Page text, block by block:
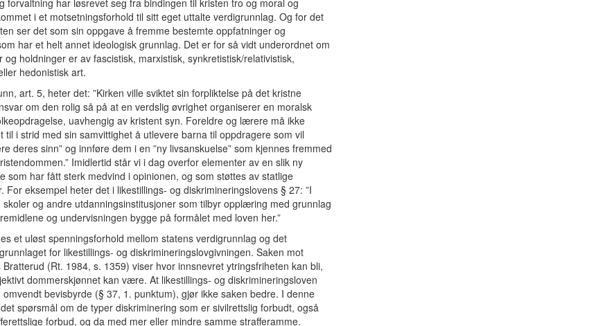
forvaltning har løsrevet seg fra bindingen til kristen tro og moral og
i et motsetningsforhold til sitt eget uttalte verdigrunnlag. Og for det
ser det som sin oppgave å fremme bestemte oppfatninger og
har et helt annet ideologisk grunnlag. Det er for så vidt underordnet om
og holdninger er av fascistisk, marxistisk, synkretistisk/relativistisk,
hedonistisk art.
art. 5, heter det: ”Kirken ville sviktet sin forpliktelse på det kristne
om den rolig så på at en verdslig øvrighet organiserer en moralsk
uavhengig av kristent syn. Foreldre og lærere må ikke
til i strid med sin samvittighet å utlevere barna til oppdragere som vil
deres sinn” og innføre dem i en ”ny livsanskuelse” som kjennes fremmed
Imidlertid står vi i dag overfor elementer av en slik ny
som har fått sterk medvind i opinionen, og som støttes av statlige
For eksempel heter det i likestillings- og diskrimineringslovens § 27: ”I
skoler og andre utdanningsinstitusjoner som tilbyr opplæring med grunnlag
og undervisningen bygge på formålet med loven her.”
et uløst spenningsforhold mellom statens verdigrunnlag og det
for likestillings- og diskrimineringslovgivningen. Saken mot
Bratterud (Rt. 1984, s. 1359) viser hvor innsnevret ytringsfriheten kan bli,
dommerskjønnet kan være. At likestillings- og diskrimineringsloven
bevisbyrde (§ 37, 1. punktum), gjør ikke saken bedre. I denne
spørsmål om de typer diskriminering som er sivilrettslig forbudt, også
forbud, og da med mer eller mindre samme strafferamme.